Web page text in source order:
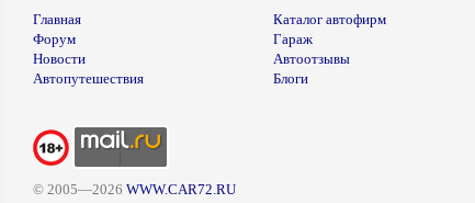
Главная
Форум
Новости
Автопутешествия
Каталог автофирм
Гараж
Автоотзывы
Блоги
© 2005—2026 WWW.CAR72.RU